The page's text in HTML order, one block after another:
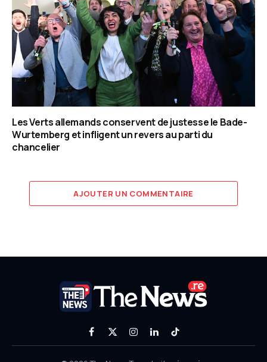
Les Verts allemands conservent de justesse le Bade-
Wurtemberg et infligent un revers au parti du
chancelier
AJOUTER UN COMMENTAIRE
Facebook
X
(Twitter)
Instagram
LinkedInTikTok